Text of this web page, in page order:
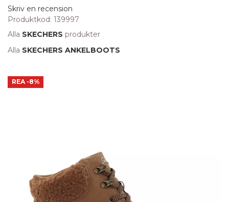
Skriv en recension
Produktkod: 139997
Alla SKECHERS produkter
Alla SKECHERS ANKELBOOTS
REA -8%